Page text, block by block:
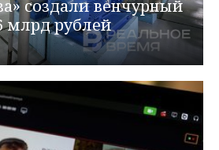
создали венчурный
млрд рублей